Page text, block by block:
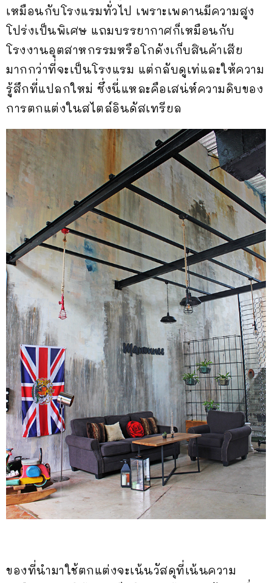
เหมือนกับโรงแรมทั่วไป เพราะเพดานมีความสูง
โปร่งเป็นพิเศษ แถมบรรยากาศก็เหมือนกับ
โรงงานอุตสาหกรรมหรือโกดังเก็บสินค้าเสีย
มากกว่าที่จะเป็นโรงแรม แต่กลับดูเท่และให้ความ
รู้สึกที่แปลกใหม่ ซึ่งนี่แหละคือเสน่ห์ความดิบของ
การตกแต่งในสไตล์อินดัสเทรียล
ของที่นำมาใช้ตกแต่งจะเน้นวัสดุที่เน้นความ